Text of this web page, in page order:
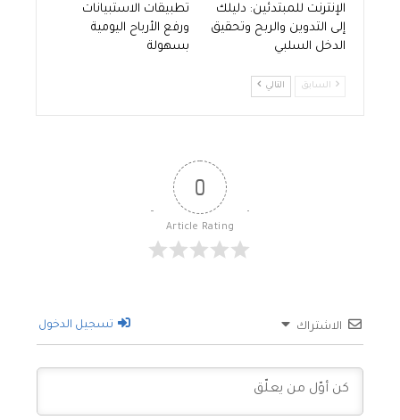
الإنترنت للمبتدئين: دليلك
إلى التدوين والربح وتحقيق
الدخل السلبي
تطبيقات الاستبيانات
ورفع الأرباح اليومية
بسهولة
السابق التالي
0
Article Rating
الاشتراك تسجيل الدخول